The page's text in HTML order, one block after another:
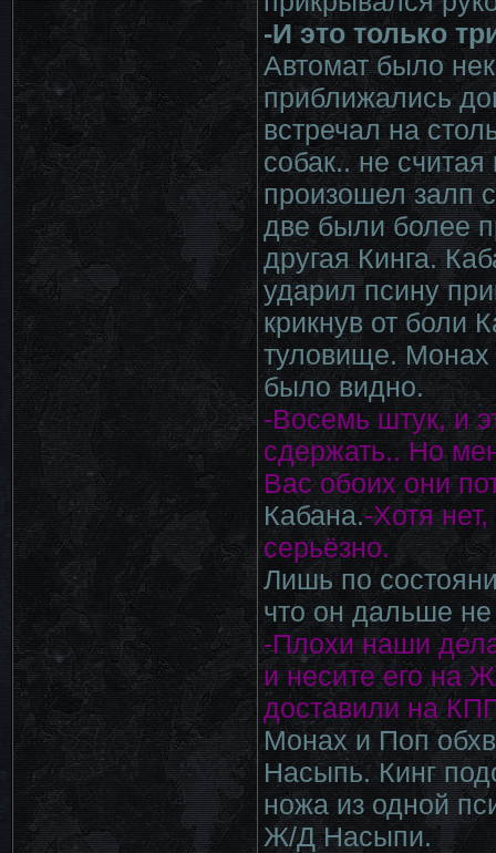
-И это только
Автомат было
приближались
встречал на
собак.. не
произошел залп
две были более
другая Кинга.
ударил псину
крикнув от боли
туловище. Монах
было видно.
-Восемь штук, и
сдержать.. Но
Вас обоих они
Кабана.-Хотя
серьёзно.
Лишь по
что он дальше
-Плохи наши
и несите его на
доставили на
Монах и Поп
Насыпь. Кинг
ножа из одной
Ж/Д Насыпи.